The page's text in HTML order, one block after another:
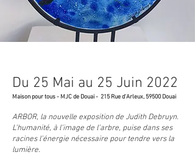
Du 25 Mai au 25 Juin 2022
Maison pour tous - MJC de Douai - 215 Rue d'Arleux, 59500 Douai
ARBOR, la nouvelle exposition de Judith Debruyn.
L’humanité, à l’image de l’arbre, puise dans ses
racines l’énergie nécessaire pour tendre vers la
lumière.